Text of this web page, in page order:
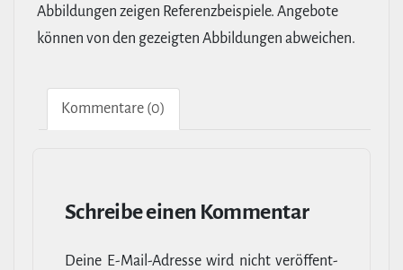
Abbildungen zeigen Referenzbeispiele. Angebote
können von den gezeigten Abbildungen abweichen.
Kom­men­tare (0)
Schreibe einen Kommentar
Deine E‑Mail-​Adresse wird nicht ver­öf­fent­